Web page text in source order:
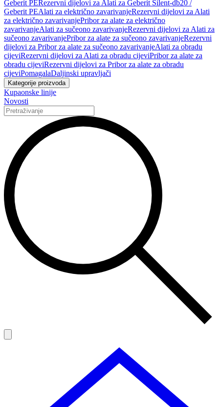
Geberit PERezervni dijelovi za Alati za Geberit Silent-db20 /
Geberit PEAlati za električno zavarivanjeRezervni dijelovi za Alati
za električno zavarivanjePribor za alate za električno
zavarivanjeAlati za sučeono zavarivanjeRezervni dijelovi za Alati za
sučeono zavarivanjePribor za alate za sučeono zavarivanjeRezervni
dijelovi za Pribor za alate za sučeono zavarivanjeAlati za obradu
cijeviRezervni dijelovi za Alati za obradu cijeviPribor za alate za
obradu cijeviRezervni dijelovi za Pribor za alate za obradu
cijeviPomagalaDaljinski upravljači
Kategorije proizvoda
Kupaonske linije
Novosti